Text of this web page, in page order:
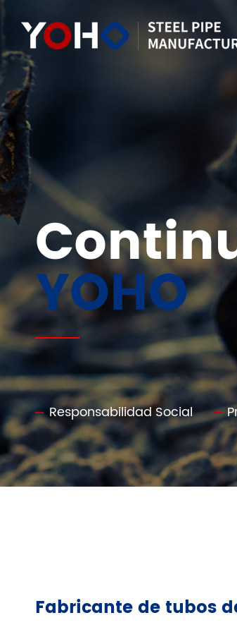
YOHO
Responsabilidad Social
Fabricante de tubos